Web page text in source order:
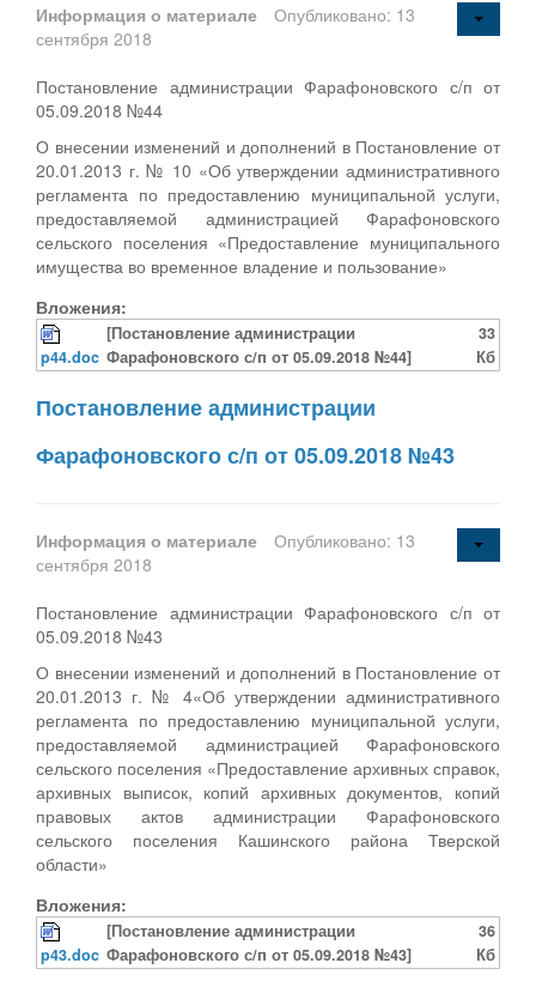
Информация о материале
Опубликовано: 13
сентября 2018
Постановление администрации Фарафоновского с/п от
05.09.2018 №44
О внесении изменений и дополнений в Постановление от
20.01.2013 г. № 10 «Об утверждении административного
регламента по предоставлению муниципальной услуги,
предоставляемой администрацией Фарафоновского
сельского поселения «Предоставление муниципального
имущества во временное владение и пользование»
Вложения:
p44.doc
[Постановление администрации
Фарафоновского с/п от 05.09.2018 №44]
33
Кб
Постановление администрации
Фарафоновского с/п от 05.09.2018 №43
Информация о материале
Опубликовано: 13
сентября 2018
Постановление администрации Фарафоновского с/п от
05.09.2018 №43
О внесении изменений и дополнений в Постановление от
20.01.2013 г. № 4«Об утверждении административного
регламента по предоставлению муниципальной услуги,
предоставляемой администрацией Фарафоновского
сельского поселения «Предоставление архивных справок,
архивных выписок, копий архивных документов, копий
правовых актов администрации Фарафоновского
сельского поселения Кашинского района Тверской
области»
Вложения:
p43.doc
[Постановление администрации
Фарафоновского с/п от 05.09.2018 №43]
36
Кб